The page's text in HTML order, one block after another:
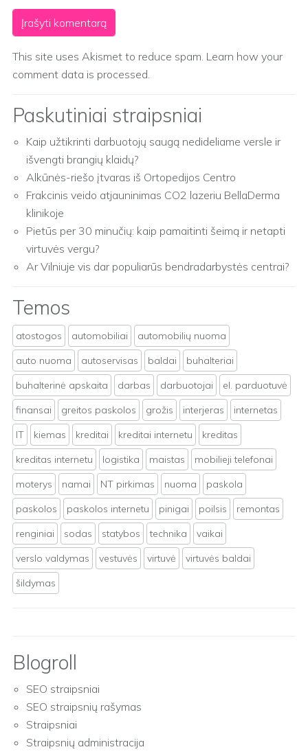
This site uses Akismet to reduce spam. Learn how your
comment data is processed.
Paskutiniai straipsniai
Kaip užtikrinti darbuotojų saugą nedideliame versle ir
išvengti brangių klaidų?
Alkūnės-riešo įtvaras iš Ortopedijos Centro
Frakcinis veido atjauninimas CO2 lazeriu BellaDerma
klinikoje
Pietūs per 30 minučių: kaip pamaitinti šeimą ir netapti
virtuvės vergu?
Ar Vilniuje vis dar populiarūs bendradarbystės centrai?
Temos
atostogos automobiliai
automobilių nuoma
auto nuoma
autoservisas baldai
buhalteriai
buhalterinė apskaita
darbas darbuotojai
el. parduotuvė
finansai
greitos paskolos grožis interjeras
internetas
IT
kiemas kreditai kreditai internetu
kreditas
kreditas internetu
logistika maistas
mobilieji telefonai
moterys
namai NT pirkimas nuoma
paskola
paskolos
paskolos internetu pinigai poilsis
remontas
renginiai
sodas statybos technika
vaikai
verslo valdymas
vestuvės virtuvė
virtuvės baldai
šildymas
Blogroll
SEO straipsniai
SEO straipsnių rašymas
Straipsniai
Straipsnių administracija